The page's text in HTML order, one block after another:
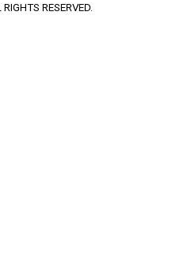
RESERVED.